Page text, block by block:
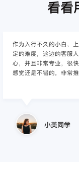
看看
作为入行不久的小白，
定的难度，这边的客服
心，并且非常专业，很
感觉还是不错的，非常
小美同学